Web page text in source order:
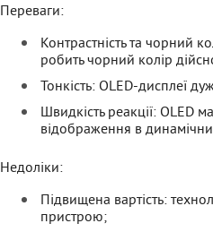
Переваги:
Контрастність та чорний
робить чорний колір
Тонкість: OLED-дисплеї
Швидкість реакції: OLED
відображення в
Недоліки:
Підвищена вартість:
пристрою;